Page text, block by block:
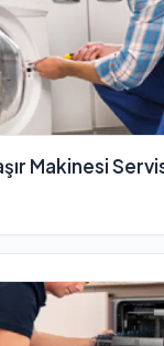
Makinesi